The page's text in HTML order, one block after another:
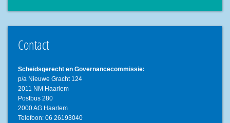
Contact
Scheidsgerecht en Governancecommissie:
p/a Nieuwe Gracht 124
2011 NM Haarlem
Postbus 280
2000 AG Haarlem
Telefoon: 06 26193040